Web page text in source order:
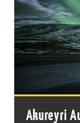
Akureyri